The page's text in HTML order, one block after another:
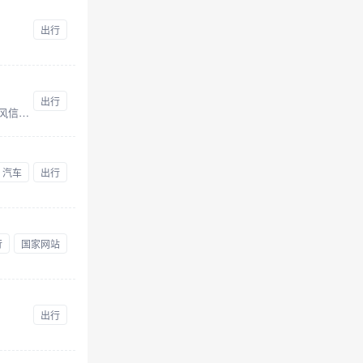
出行
台风路径实时发布系统是由浙江省水利厅、浙江省水利信息管理中心主办的台风信息发布系统,系统提供最新最全的台风信息和台风路径,可及时准确地提供台风的实时信息、预报信息和历史信息,系统同时整合卫星云图、降雨等内容
出行
汽车 出行
国家网站
出行